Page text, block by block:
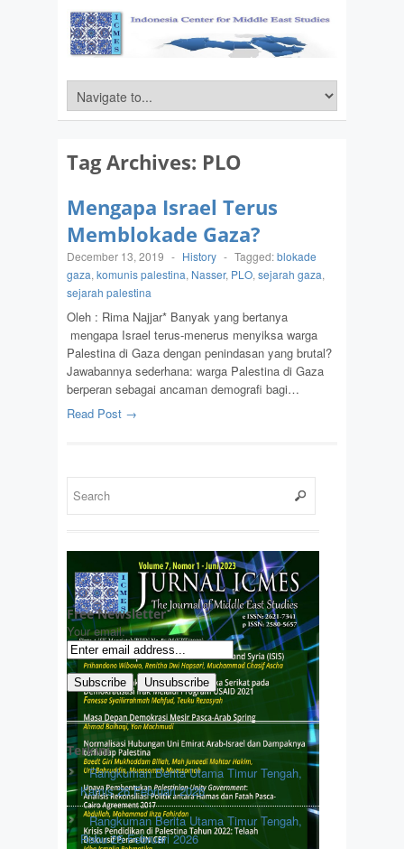
Tag Archives: PLO
Mengapa Israel Terus
Memblokade Gaza?
December 13, 2019 - History - Tagged:blokade
gaza, komunis palestina, Nasser, PLO, sejarah gaza,
sejarah palestina
Oleh : Rima Najjar* Banyak yang bertanya
mengapa Israel terus-menerus menyiksa warga
Palestina di Gaza dengan penindasan yang brutal?
Jawabannya sederhana: warga Palestina di Gaza
berperan sebagai ancaman demografi bagi…
Read Post →
Free Newsletter
Your email:
Terkini
Rangkuman Berita Utama Timur Tengah,
Kamis 26 Februari 2026
Rangkuman Berita Utama Timur Tengah,
Rabu 25 Februari 2026